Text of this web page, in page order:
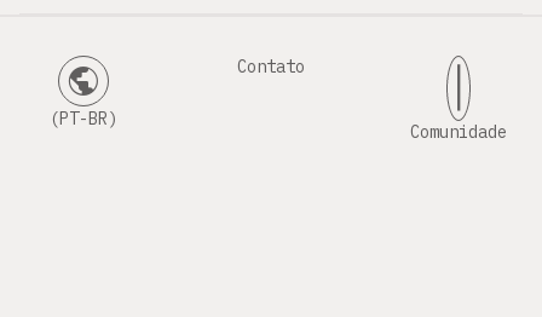
public
(PT-BR)
Contato
Comunidade
cabo é revestido em material termoplástico não
propagante à chama formando a capa externa.